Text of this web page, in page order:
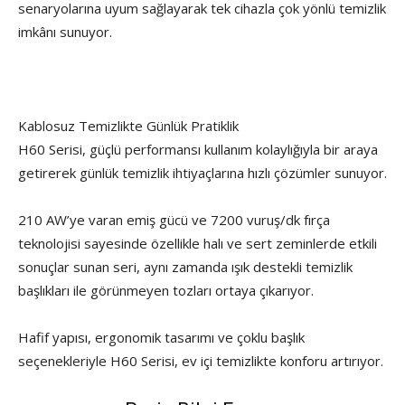
senaryolarına uyum sağlayarak tek cihazla çok yönlü temizlik
imkânı sunuyor.
Kablosuz Temizlikte Günlük Pratiklik
H60 Serisi, güçlü performansı kullanım kolaylığıyla bir araya
getirerek günlük temizlik ihtiyaçlarına hızlı çözümler sunuyor.
210 AW’ye varan emiş gücü ve 7200 vuruş/dk fırça
teknolojisi sayesinde özellikle halı ve sert zeminlerde etkili
sonuçlar sunan seri, aynı zamanda ışık destekli temizlik
başlıkları ile görünmeyen tozları ortaya çıkarıyor.
Hafif yapısı, ergonomik tasarımı ve çoklu başlık
seçenekleriyle H60 Serisi, ev içi temizlikte konforu artırıyor.